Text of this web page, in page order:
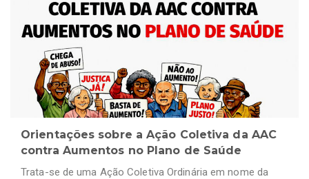
Orientações sobre a Ação Coletiva da AAC
contra Aumentos no Plano de Saúde
Trata-se de uma Ação Coletiva Ordinária em nome da